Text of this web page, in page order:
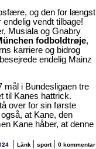
og den for længst
vendt tilbage!
Musiala og Gnabry
fodboldtrøje,
karriere og bidrog
endelig Mainz
mål i Bundesligaen tre
til Kanes hattrick.
over for sin første
at Kane, den
Kane håber, at denne
| Länk | sport| 0 kommentar